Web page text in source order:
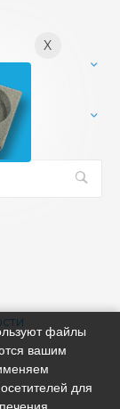
X
файлы
вашим
для